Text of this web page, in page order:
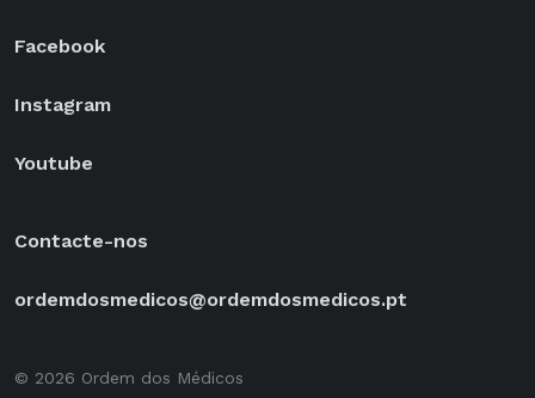
Facebook
Instagram
Youtube
Contacte-nos
ordemdosmedicos@ordemdosmedicos.pt
© 2026 Ordem dos Médicos